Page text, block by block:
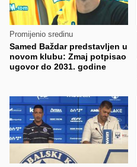
Promijenio sredinu
Samed Baždar predstavljen u
novom klubu: Zmaj potpisao
ugovor do 2031. godine